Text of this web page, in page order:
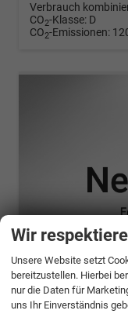
Verbrauch
CO2-Klasse: D
CO2-Emissionen:
ab 476,– € mtl.
Wir
Unsere Website setzt
bereitzustellen. Hierbei
nur die Daten für
uns Ihr Einverständnis